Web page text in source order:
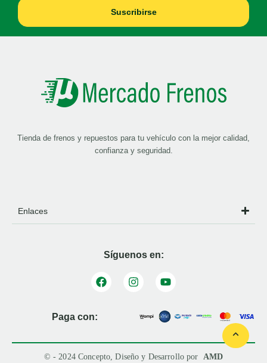
Suscribirse
Tienda de frenos y repuestos para tu vehículo con la mejor calidad,
confianza y seguridad.
Enlaces
Síguenos en:
Paga con:
© - 2024 Concepto, Diseño y Desarrollo por AMD